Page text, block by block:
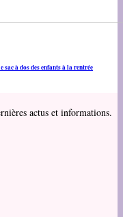
à dos des enfants à la rentrée
actus et informations.